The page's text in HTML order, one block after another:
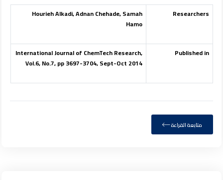
Researchers
Hourieh Alkadi, Adnan Chehade, Samah
Hamo
Published in
International Journal of ChemTech Research,
Vol.6, No.7, pp 3697-3704, Sept-Oct 2014
متابعة القراءة